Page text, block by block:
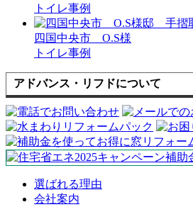
トイレ事例
四国中央市 O.S様
トイレ事例
アドバンス・リフドについて
選ばれる理由
会社案内